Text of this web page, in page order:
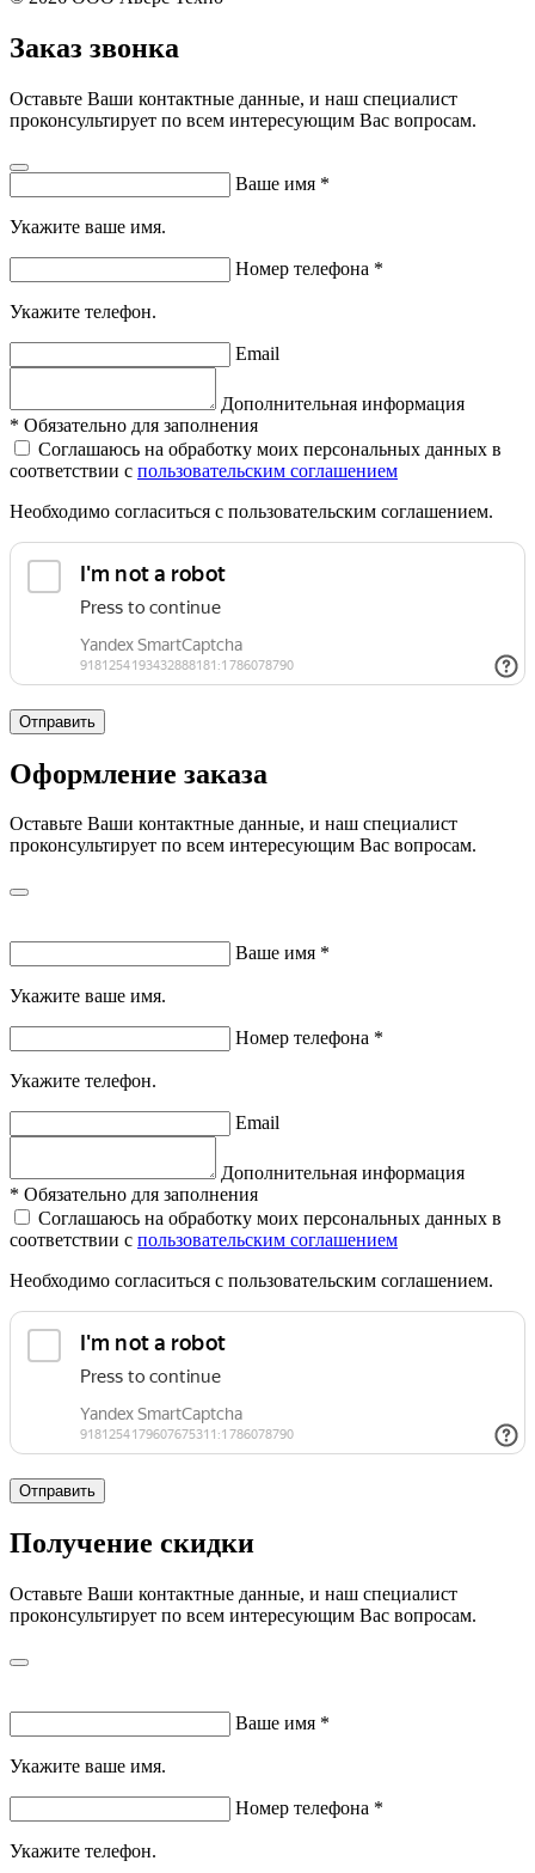
Заказ звонка
Оставьте Ваши контактные данные, и наш специалист
проконсультирует по всем интересующим Вас вопросам.
Ваше имя *
Укажите ваше имя.
Номер телефона *
Укажите телефон.
Email
Дополнительная информация
* Обязательно для заполнения
Соглашаюсь на обработку моих персональных данных в
соответствии с пользовательским соглашением
Необходимо согласиться с пользовательским соглашением.
Отправить
Оформление заказа
Оставьте Ваши контактные данные, и наш специалист
проконсультирует по всем интересующим Вас вопросам.
Ваше имя *
Укажите ваше имя.
Номер телефона *
Укажите телефон.
Email
Дополнительная информация
* Обязательно для заполнения
Соглашаюсь на обработку моих персональных данных в
соответствии с пользовательским соглашением
Необходимо согласиться с пользовательским соглашением.
Отправить
Получение скидки
Оставьте Ваши контактные данные, и наш специалист
проконсультирует по всем интересующим Вас вопросам.
Ваше имя *
Укажите ваше имя.
Номер телефона *
Укажите телефон.